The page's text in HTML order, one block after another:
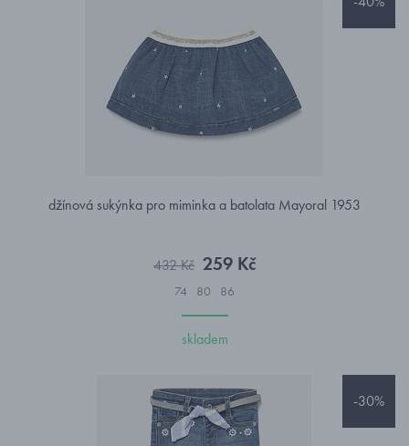
džínová sukýnka pro miminka a batolata Mayoral 1953
432 Kč 259 Kč
74 80 86
skladem
-30%